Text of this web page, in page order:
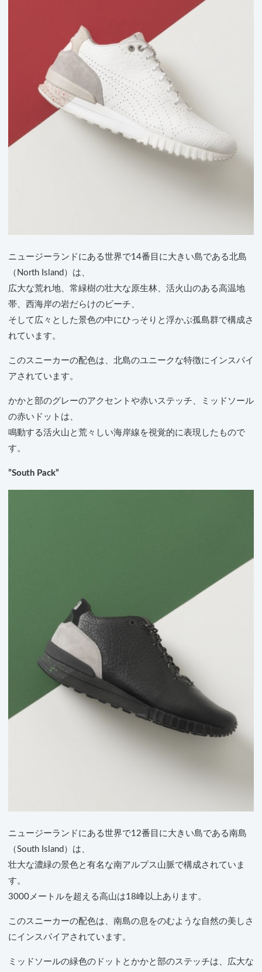
ニュージーランドにある世界で14番目に大きい島である北島
（North Island）は、
広大な荒れ地、常緑樹の壮大な原生林、活火山のある高温地
帯、西海岸の岩だらけのビーチ、
そして広々とした景色の中にひっそりと浮かぶ孤島群で構成さ
れています。
このスニーカーの配色は、北島のユニークな特徴にインスパイ
アされています。
かかと部のグレーのアクセントや赤いステッチ、ミッドソール
の赤いドットは、
鳴動する活火山と荒々しい海岸線を視覚的に表現したもので
す。
”South Pack”
ニュージーランドにある世界で12番目に大きい島である南島
（South Island）は、
壮大な濃緑の景色と有名な南アルプス山脈で構成されていま
す。
3000メートルを超える高山は18峰以上あります。
このスニーカーの配色は、南島の息をのむような自然の美しさ
にインスパイアされています。
ミッドソールの緑色のドットとかかと部のステッチは、広大な